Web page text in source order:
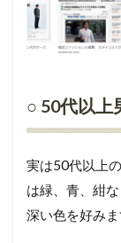
○ 50代以上
実は50代以上
は緑、青、紺
深い色を好みま